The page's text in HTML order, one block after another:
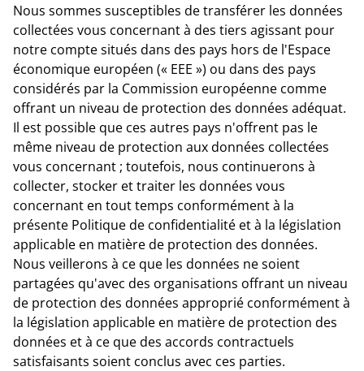
Nous sommes susceptibles de transférer les données
collectées vous concernant à des tiers agissant pour
notre compte situés dans des pays hors de l'Espace
économique européen (« EEE ») ou dans des pays
considérés par la Commission européenne comme
offrant un niveau de protection des données adéquat.
Il est possible que ces autres pays n'offrent pas le
même niveau de protection aux données collectées
vous concernant ; toutefois, nous continuerons à
collecter, stocker et traiter les données vous
concernant en tout temps conformément à la
présente Politique de confidentialité et à la législation
applicable en matière de protection des données.
Nous veillerons à ce que les données ne soient
partagées qu'avec des organisations offrant un niveau
de protection des données approprié conformément à
la législation applicable en matière de protection des
données et à ce que des accords contractuels
satisfaisants soient conclus avec ces parties.